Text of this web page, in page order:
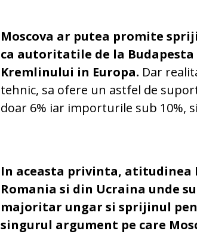
Moscova ar putea promite
ca autoritatile de la
Kremlinului in Europa. Dar
tehnic, sa ofere un astfel de
doar 6% iar importurile sub 10%,
In aceasta privinta,
Romania si din Ucraina unde
majoritar ungar si sprijinul
singurul argument pe care